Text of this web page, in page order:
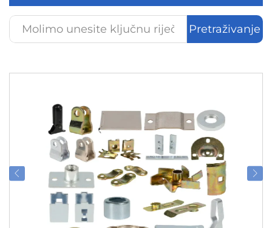
Kontaktiraj nas
Pretraživanje